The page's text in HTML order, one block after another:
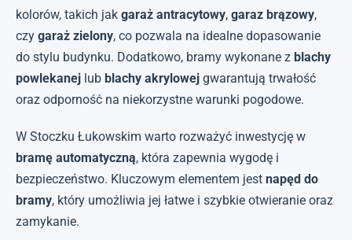
kolorów, takich jak garaż antracytowy, garaz brązowy,
czy garaż zielony, co pozwala na idealne dopasowanie
do stylu budynku. Dodatkowo, bramy wykonane z blachy
powlekanej lub blachy akrylowej gwarantują trwałość
oraz odporność na niekorzystne warunki pogodowe.
W Stoczku Łukowskim warto rozważyć inwestycję w
bramę automatyczną, która zapewnia wygodę i
bezpieczeństwo. Kluczowym elementem jest napęd do
bramy, który umożliwia jej łatwe i szybkie otwieranie oraz
zamykanie.